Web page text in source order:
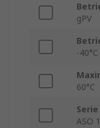
gPV
-40°C
60°C
Serie
ASO